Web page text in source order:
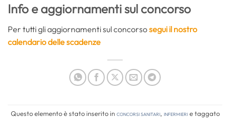
Info e aggiornamenti sul concorso
Per tutti gli aggiornamenti sul concorsosegui il nostro
calendario delle scadenze
Questo elemento è stato inserito inConcorsi Sanitari, Infermierie taggato